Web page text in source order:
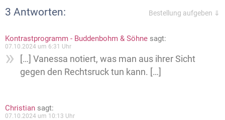
3 Antworten: Bestellung aufgeben ⇓
Kontrastprogramm - Buddenbohm & Söhne sagt:
07.10.2024 um 6:31 Uhr
[…] Vanessa notiert, was man aus ihrer Sicht
gegen den Rechtsruck tun kann. […]
Christian sagt:
07.10.2024 um 10:13 Uhr